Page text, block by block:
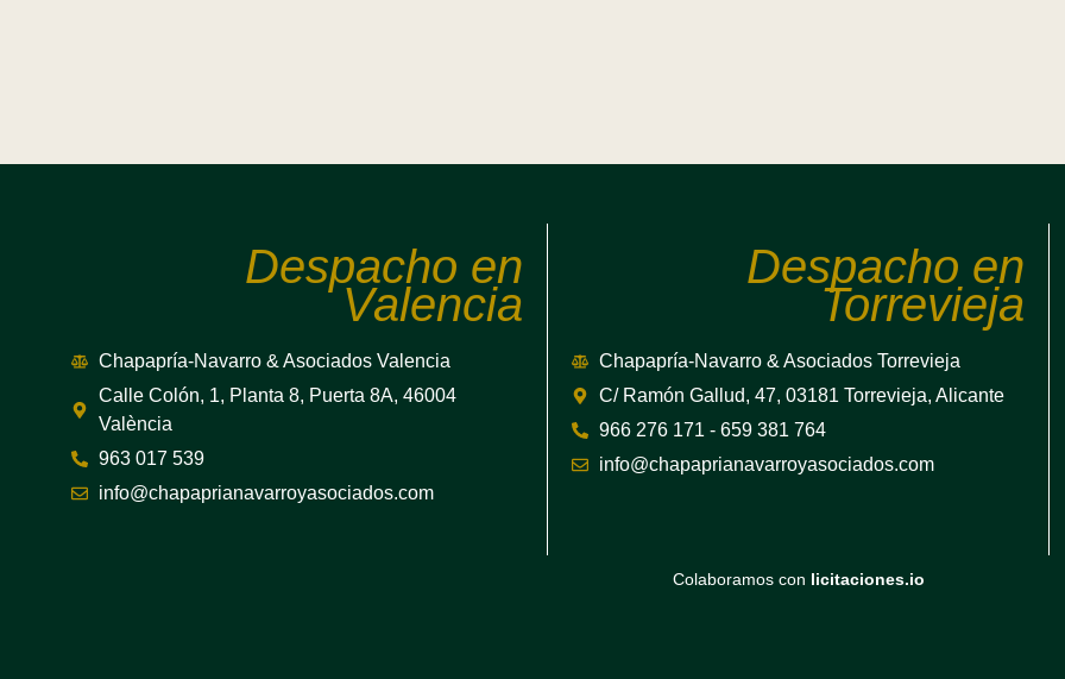
Despacho en
Valencia
Chapapría-Navarro & Asociados Valencia
Calle Colón, 1, Planta 8, Puerta 8A, 46004
València
963 017 539
info@chapaprianavarroyasociados.com
Despacho en
Torrevieja
Chapapría-Navarro & Asociados Torrevieja
C/ Ramón Gallud, 47, 03181 Torrevieja, Alicante
966 276 171 - 659 381 764
info@chapaprianavarroyasociados.com
Colaboramos con licitaciones.io